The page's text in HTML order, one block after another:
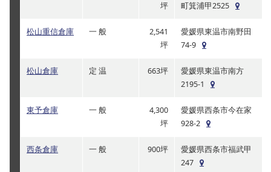
坪
町箕浦甲2525
松山重信倉庫 一 般
2,541
坪
愛媛県東温市南野田
74-9
松山倉庫 定 温 663坪
愛媛県東温市南方
2195-1
東予倉庫 一 般
4,300
坪
愛媛県西条市今在家
928-2
西条倉庫 一 般 900坪
愛媛県西条市福武甲
247